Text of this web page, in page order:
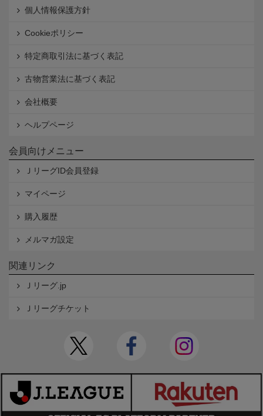
個人情報保護方針
Cookieポリシー
特定商取引法に基づく表記
古物営業法に基づく表記
会社概要
ヘルプページ
会員向けメニュー
ＪリーグID会員登録
マイページ
購入履歴
メルマガ設定
関連リンク
Ｊリーグ.jp
Ｊリーグチケット